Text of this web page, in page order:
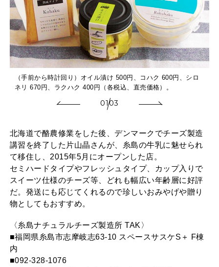
（手前から時計回り）オイル漬け 500円、コハク 600円、シロ
ネリ 670円、ラクハク 400円（各税込、直売価格）。
0103
北海道で酪農修業をした後、デンマークでチーズ製造
講習を終了した片山晶さんが、糸島の牛乳に魅せられ
て移住し、2015年5月にオープンした店。
セミハードタイプやフレッシュタイプ、カップ入りで
スイーツ仕様のチーズ等、どれも幅広い年齢層に好評
だ。発送にも応じてくれるので珍しいおみやげや贈り
物としてもおすすめ。
〈糸島ナチュラルチーズ製造所 TAK〉
■福岡県糸島市志摩岐志63-10 スペースサスケS＋ F棟
内
■092-328-1076